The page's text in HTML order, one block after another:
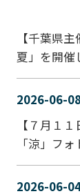
【千葉県
夏」を開催
2026-06-08
【７月１
「涼」フ
2026-06-